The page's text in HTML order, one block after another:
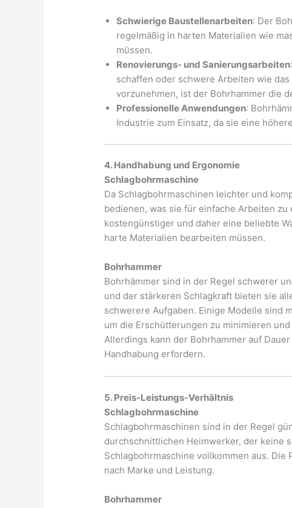
Schwierige Baustellenarbeiten: Der
regelmäßig in harten Materialien wie
müssen.
Renovierungs- und Sanierungsarbeiten
schaffen oder schwere Arbeiten wie
vorzunehmen, ist der Bohrhammer die
Professionelle Anwendungen:
Industrie zum Einsatz, da sie eine
4. Handhabung und Ergonomie
Schlagbohrmaschine
Da Schlagbohrmaschinen leichter und
bedienen, was sie für einfache Arbeiten
kostengünstiger und daher eine beliebte
harte Materialien bearbeiten müssen.
Bohrhammer
Bohrhämmer sind in der Regel schwerer
und der stärkeren Schlagkraft bieten sie
schwerere Aufgaben. Einige Modelle sind
um die Erschütterungen zu minimieren
Allerdings kann der Bohrhammer auf
Handhabung erfordern.
5. Preis-Leistungs-Verhältnis
Schlagbohrmaschine
Schlagbohrmaschinen sind in der Regel
durchschnittlichen Heimwerker, der keine
Schlagbohrmaschine vollkommen aus.
nach Marke und Leistung.
Bohrhammer